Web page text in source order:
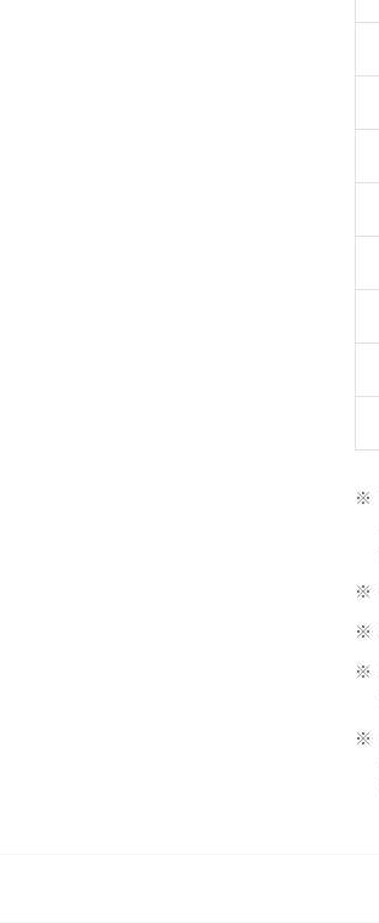
※
※
※
※
※